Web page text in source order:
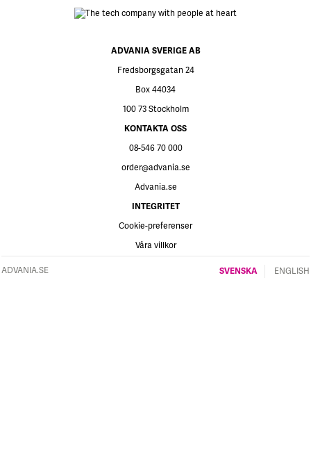
ADVANIA SVERIGE AB
Fredsborgsgatan 24
Box 44034
100 73 Stockholm
KONTAKTA OSS
08-546 70 000
order@advania.se
Advania.se
INTEGRITET
Cookie-preferenser
Våra villkor
ADVANIA.SE SVENSKA ENGLISH